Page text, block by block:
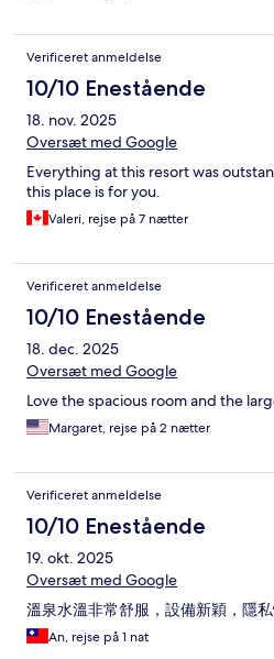
Verificeret anmeldelse
10/10 Enestående
18. nov. 2025
Oversæt med Google
Everything at this resort was
this place is for you.
Valeri, rejse på 7 nætter
Verificeret anmeldelse
10/10 Enestående
18. dec. 2025
Oversæt med Google
Love the spacious room and the
Margaret, rejse på 2 nætter
Verificeret anmeldelse
10/10 Enestående
19. okt. 2025
Oversæt med Google
溫泉水溫非常舒服，設備新穎，隱私
An, rejse på 1 nat